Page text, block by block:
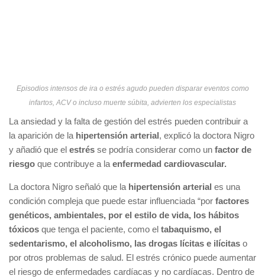
Episodios intensos de ira o estrés agudo pueden disparar eventos como
infartos, ACV o incluso muerte súbita, advierten los especialistas
La ansiedad y la falta de gestión del estrés pueden contribuir a
la aparición de la hipertensión arterial, explicó la doctora Nigro
y añadió que el estrés se podría considerar como un factor de
riesgo que contribuye a la enfermedad cardiovascular.
La doctora Nigro señaló que la hipertensión arterial es una
condición compleja que puede estar influenciada “por factores
genéticos, ambientales, por el estilo de vida, los hábitos
tóxicos que tenga el paciente, como el tabaquismo, el
sedentarismo, el alcoholismo, las drogas lícitas e ilícitas o
por otros problemas de salud. El estrés crónico puede aumentar
el riesgo de enfermedades cardíacas y no cardíacas. Dentro de